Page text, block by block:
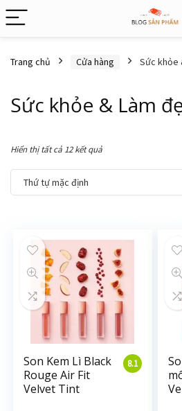
Trang chủ Cửa hàng Sức khỏe
Sức khỏe & Làm
Hiển thị tất cả 12 kết quả
Thứ tự mặc định
8.1
Son Kem Lì Black
Rouge Air Fit
Velvet Tint